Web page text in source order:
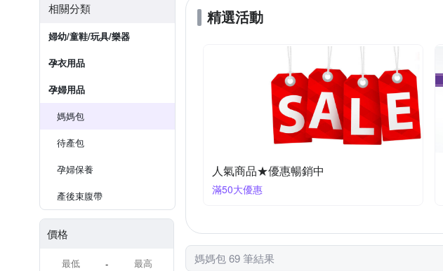
相關分類
婦幼/童鞋/玩具/樂器
孕衣用品
孕婦用品
媽媽包
待產包
孕婦保養
產後束腹帶
價格
-
精選活動
人氣商品★優惠暢銷中
滿50大優惠
媽媽包 69 筆結果